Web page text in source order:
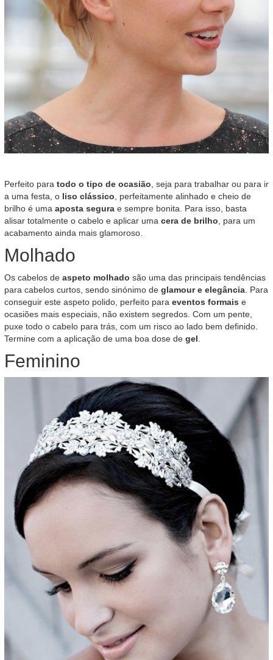
Perfeito para todo o tipo de ocasião , seja para trabalhar ou para ir
a uma festa, o liso clássico , perfeitamente alinhado e cheio de
brilho é uma aposta segura e sempre bonita. Para isso, basta
alisar totalmente o cabelo e aplicar uma cera de brilho , para um
acabamento ainda mais glamoroso.
Molhado
Os cabelos de aspeto molhado são uma das principais tendências
para cabelos curtos, sendo sinónimo de glamour e elegância . Para
conseguir este aspeto polido, perfeito para eventos formais e
ocasiões mais especiais, não existem segredos. Com um pente,
puxe todo o cabelo para trás, com um risco ao lado bem definido.
Termine com a aplicação de uma boa dose de gel
Feminino